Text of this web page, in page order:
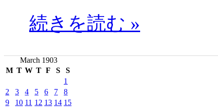
続きを読む »
March 1903
M T W T F S S
1
2
3 4 5 6 7
8
9
10 11 12 13 14 15